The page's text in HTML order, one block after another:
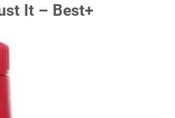
It – Best+